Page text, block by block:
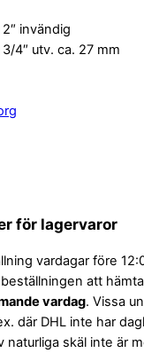
invändig
4″ utv. ca. 27 mm
för lagervaror
vardagar före
att
vardag. Vissa
där DHL inte har
naturliga skäl inte är